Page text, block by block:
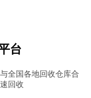
台
全国各地回收仓库合
回收